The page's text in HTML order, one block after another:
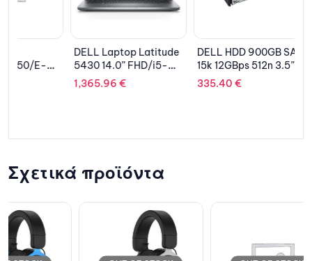
DELL Laptop Latitude
5430 14.0” FHD/i5-
1235U/8GB/256GB
SSD/Iris Xe/Win 10 Pro
DELL HDD 900GB SAS
15k 12GBps 512n 3.5”
Hybrid Hot Plug, for
ASUS
Pro 15
Σχετικά προϊόντα